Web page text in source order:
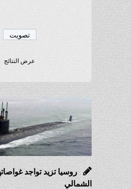
عرض النتائج
روسيا تزيد تواجد
الشمالي